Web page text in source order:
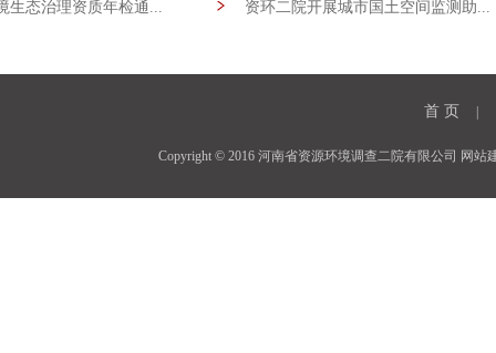
生态治理资质年检通... [09-08]
资环二院开展城市国土空间监测助...
首 页
Copyright © 2016 河南省资源环境调查二院有限公司 网站